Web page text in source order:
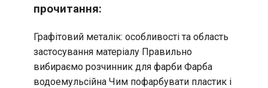
прочитання:
Графітовий металік: особливості та область
застосування матеріалу Правильно
вибираємо розчинник для фарби Фарба
водоемульсійна Чим пофарбувати пластик і